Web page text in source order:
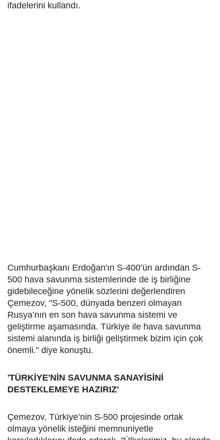
ifadelerini kullandı.
Cumhurbaşkanı Erdoğan'ın S-400’ün ardından S-
500 hava savunma sistemlerinde de iş birliğine
gidebileceğine yönelik sözlerini değerlendiren
Çemezov, "S-500, dünyada benzeri olmayan
Rusya’nın en son hava savunma sistemi ve
geliştirme aşamasında. Türkiye ile hava savunma
sistemi alanında iş birliği geliştirmek bizim için çok
önemli." diye konuştu.
'TÜRKİYE'NİN SAVUNMA SANAYİSİNİ
DESTEKLEMEYE HAZIRIZ'
Çemezov, Türkiye’nin S-500 projesinde ortak
olmaya yönelik isteğini memnuniyetle